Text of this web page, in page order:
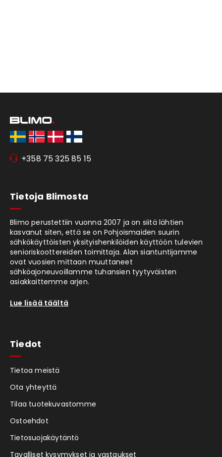
+358 75 325 85 15
Tietoja Blimosta
Blimo perustettiin vuonna 2007 ja on siitä lähtien
kasvanut siten, että se on Pohjoismaiden suurin
sähkökäyttöisten yksityishenkilöiden käyttöön tulevien
senioriskoottereiden toimittaja. Alan siantuntijamme
ovat vuosien mittaan muuttaneet
sähköajoneuvoillamme tuhansien tyytyväisten
asiakkaittemme arjen.
Lue lisää täältä
Tiedot
Tietoa meistä
Ota yhteyttä
Tilaa tuotekuvastomme
Ostoehdot
Tietosuojakäytäntö
Tavalliset kysymykset ja vastaukset